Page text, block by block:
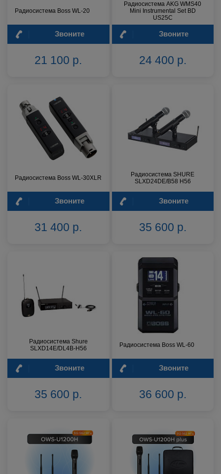
Радиосистема Boss WL-20
Звоните
21 100 р.
Радиосистема AKG WMS40
Mini Instrumental Set BD
US25C
Звоните
24 400 р.
Радиосистема Boss WL-30XLR
Звоните
31 400 р.
Радиосистема SHURE
SLXD24DE/B58 H56
Звоните
35 600 р.
Радиосистема Shure
SLXD14E/DL4B-H56
Звоните
35 600 р.
Радиосистема Boss WL-60
Звоните
36 600 р.